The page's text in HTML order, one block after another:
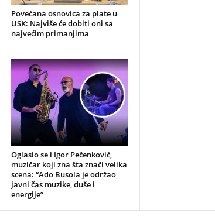
Povećana osnovica za plate u
USK: Najviše će dobiti oni sa
najvećim primanjima
Oglasio se i Igor Pečenković,
muzičar koji zna šta znači velika
scena: “Ado Busola je održao
javni čas muzike, duše i
energije”